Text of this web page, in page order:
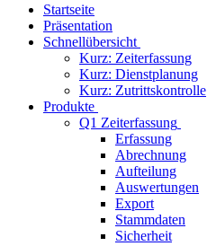
Startseite
Präsentation
Schnellübersicht
Kurz: Zeiterfassung
Kurz: Dienstplanung
Kurz: Zutrittskontrolle
Produkte
Q1 Zeiterfassung
Erfassung
Abrechnung
Aufteilung
Auswertungen
Export
Stammdaten
Sicherheit